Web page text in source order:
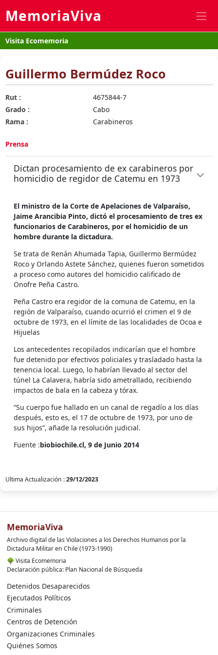
MemoriaViva
Visita Ecomemoria
Guillermo Bermúdez Roco
Rut :
4675844-7
Grado :
Cabo
Rama :
Carabineros
Prensa
Dictan procesamiento de ex carabineros por
homicidio de regidor de Catemu en 1973
El ministro de la Corte de Apelaciones de Valparaíso,
Jaime Arancibia Pinto, dictó el procesamiento de tres ex
funcionarios de Carabineros, por el homicidio de un
hombre durante la dictadura.
Se trata de Renán Ahumada Tapia, Guillermo Bermúdez
Roco y Orlando Astete Sánchez, quienes fueron sometidos
a proceso como autores del homicidio calificado de
Onofre Peña Castro.
Peña Castro era regidor de la comuna de Catemu, en la
región de Valparaíso, cuando ocurrió el crimen el 9 de
octubre de 1973, en el límite de las localidades de Ocoa e
Hijuelas
Los antecedentes recopilados indicarían que el hombre
fue detenido por efectivos policiales y trasladado hasta la
tenencia local. Luego, lo habrían llevado al sector del
túnel La Calavera, habría sido ametrallado, recibiendo
impactos de bala en la cabeza y tórax.
“Su cuerpo fue hallado en un canal de regadío a los días
después, esto es, el 17 de octubre de 1973, por uno de
sus hijos”, añade la resolución judicial.
Fuente :biobiochile.cl, 9 de Junio 2014
Ultima Actualización :29/12/2023
MemoriaViva
Archivo digital de las Violaciones a los Derechos Humanos por la
Dictadura Militar en Chile (1973-1990)
🌳 Visita Ecomemoria
Declaración pública: Plan Nacional de Búsqueda
Detenidos Desaparecidos
Ejecutados Políticos
Criminales
Centros de Detención
Organizaciones Criminales
Quiénes Somos